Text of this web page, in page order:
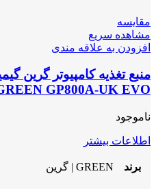
مقایسه
مشاهده سریع
افزودن به علاقه مندی
GP800A-UK EVO
ناموجود
اطلاعات بیشتر
برند GREEN | گرین